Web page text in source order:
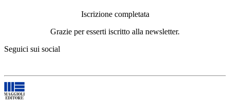
Iscrizione completata
Grazie per esserti iscritto alla newsletter.
Seguici sui social